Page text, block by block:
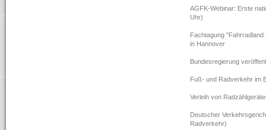
AGFK-Webinar: Erste
Uhr)
Fachtagung
in Hannover
Bundesregierung
Fuß- und Radverkehr im
Verleih von
Deutscher
Radverkehr)